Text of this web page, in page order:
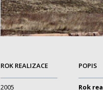
ROK REALIZACE
2005
POPIS
Rok